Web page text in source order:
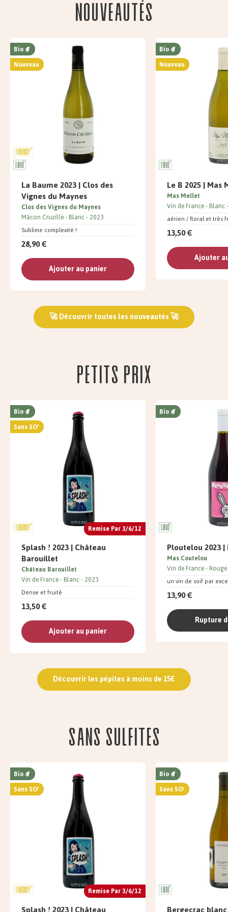
Nouveautés
Bio
Nouveau
La Baume 2023 | Clos des
Vignes du Maynes
Sublime complexité !
Clos des Vignes du Maynes
Mâcon Cruzille Blanc 2023
28,90 €
Ajouter au panier
Bio
Nouveau
Le B 2025 | Mas
aérien / floral et très
Mas Mellet
Vin de France Blanc
13,50 €
Ajouter
🚀 Découvrir toutes les nouveautés 🚀
Petits prix
Remise Par 3/6/12
Bio
Sans SO²
Splash ! 2023 | Château
Barouillet
Dense et fruité
Château Barouillet
Vin de France Blanc 2023
13,50 €
Ajouter au panier
Bio
Ploutelou 2023
un vin de soif par
Mas Coutelou
Vin de France Rouge
13,90 €
Rupture
Découvrir les pépites à moins de 15€
Sans sulfites
Remise Par 3/6/12
Bio
Sans SO²
Bio
Sans SO²